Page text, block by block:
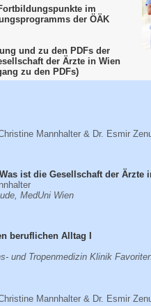
im
der ÖÄK
und zu den PDFs der
der Ärzte in Wien
zu den PDFs)
Mannhalter & Dr. Esmir
ist die Gesellschaft der Ärzte
MedUni Wien
beruflichen Alltag I
und Tropenmedizin Klinik
Mannhalter & Dr. Esmir